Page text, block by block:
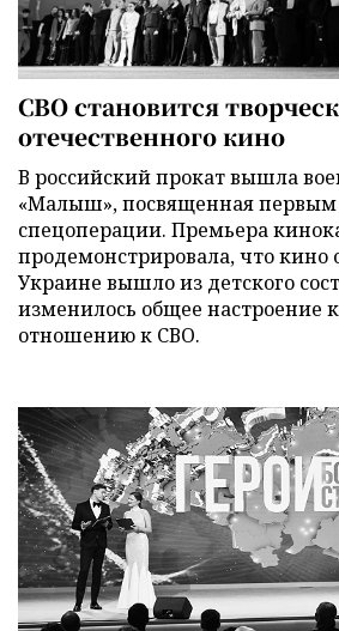
СВО становится
отечественного кино
В российский прокат вышла
«Малыш», посвященная
спецоперации. Премьера
продемонстрировала, что кино
Украине вышло из детского
изменилось общее настроение
отношению к СВО.